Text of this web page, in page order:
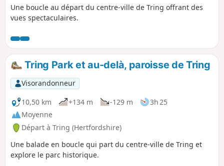
Une boucle au départ du centre-ville de Tring offrant des
vues spectaculaires.
Tring Park et au-delà, paroisse de Tring
Visorandonneur
10,50 km
+134 m -129 m
3h 25
Moyenne
Départ à Tring (Hertfordshire)
Une balade en boucle qui part du centre-ville de Tring et
explore le parc historique.